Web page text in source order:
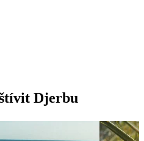
Djerbu